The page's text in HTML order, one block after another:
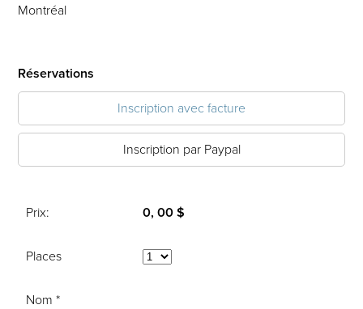
Montréal
Réservations
Inscription avec facture
Inscription par Paypal
Prix: 0, 00 $
Places
Nom *